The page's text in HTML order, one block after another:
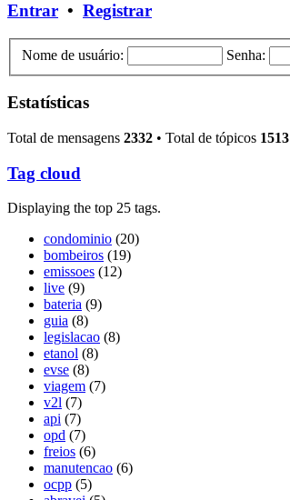
Entrar • Registrar
Nome de usuário: Senha:
Estatísticas
Total de mensagens 2332 • Total de tópicos 1513
Tag cloud
Displaying the top 25 tags.
condominio (20)
bombeiros (19)
emissoes (12)
live (9)
bateria (9)
guia (8)
legislacao (8)
etanol (8)
evse (8)
viagem (7)
v2l (7)
api (7)
opd (7)
freios (6)
manutencao (6)
ocpp (5)